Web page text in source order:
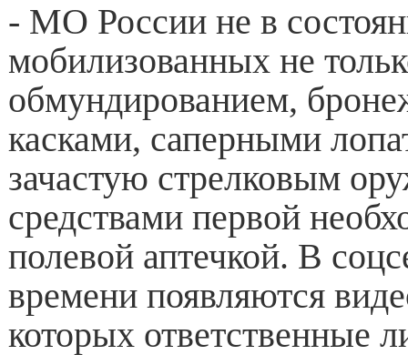
- МО России не в
мобилизованных не
обмундированием,
касками, саперными
зачастую стрелковым
средствами первой
полевой аптечкой. В
времени появляются
которых ответственные